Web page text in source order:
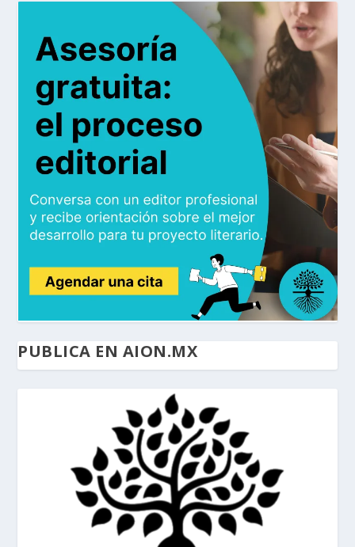
PUBLICA EN AION.MX